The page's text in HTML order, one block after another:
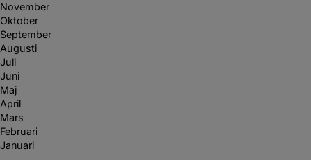
November
Oktober
September
Augusti
Juli
Juni
Maj
April
Mars
Februari
Januari